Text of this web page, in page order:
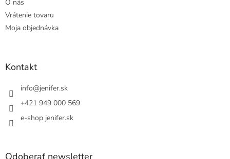
O nás
Vrátenie tovaru
Moja objednávka
Kontakt
info@jenifer.sk
+421 949 000 569
e-shop jenifer.sk